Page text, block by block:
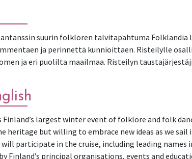
suurin folkloren talvitapahtuma
ja perinnettä kunnioittaen. Risteilylle
ja eri puolilta maailmaa. Risteilyn
Finland’s largest winter event of folklore and folk
but willing to embrace new ideas as we sail
participate in the cruise, including leading names
Finland’s principal organisations, events and